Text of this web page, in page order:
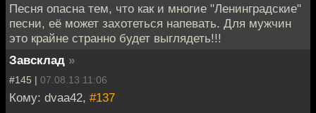
Песня опасна тем, что как и многие "Ленинградские"
песни, её может захотеться напевать. Для мужчин
это крайне странно будет выглядеть!!!
Завсклад »
#145 | 07.08.13 11:06
Кому: dvaa42, #137